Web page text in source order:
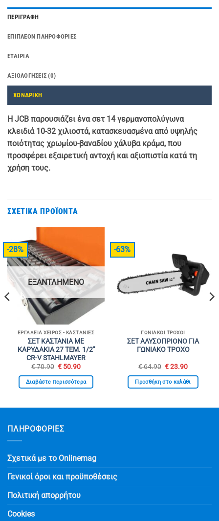
ΠΕΡΙΓΡΑΦΉ
ΕΠΙΠΛΈΟΝ ΠΛΗΡΟΦΟΡΊΕΣ
ΕΤΑΙΡΊΑ
ΑΞΙΟΛΟΓΉΣΕΙΣ (0)
ΧΟΝΔΡΙΚΗ
Η JCB παρουσιάζει ένα σετ 14 γερμανοπολύγωνα
κλειδιά 10-32 χιλιοστά, κατασκευασμένα από υψηλής
ποιότητας χρωμίου-βαναδίου χάλυβα κράμα, που
προσφέρει εξαιρετική αντοχή και αξιοπιστία κατά τη
χρήση τους.
ΣΧΕΤΙΚΆ ΠΡΟΪΌΝΤΑ
-28%
ΕΞΑΝΤΛΗΜΈΝΟ
ΕΡΓΑΛΕΊΑ ΧΕΙΡΌΣ - ΚΑΣΤΆΝΙΕΣ
ΣΕΤ ΚΑΣΤΑΝΙΑ ΜΕ
ΚΑΡΥΔΑΚΙΑ 27 ΤΕΜ. 1/2″
CR-V STAHLMAYER
€70.90 Original
was:
€ 70.90.
€ 50.90Η
τιμή
είναι:
Διαβάστε περισσότερα
-63%
ΓΩΝΙΑΚΟΊ ΤΡΟΧΟΊ
ΣΕΤ ΑΛΥΣΟΠΡΙΟΝΟ ΓΙΑ
ΓΩΝΙΑΚΟ ΤΡΟΧΟ
€64.90 Original
was:
€ 64.90.
€23.90Η
τιμή
είναι:
Προσθήκη στο καλάθι
ΠΛΗΡΟΦΟΡΙΕΣ
Σχετικά με το Onlinemag
Γενικοί όροι και προϋποθέσεις
Πολιτική απορρήτου
Cookies